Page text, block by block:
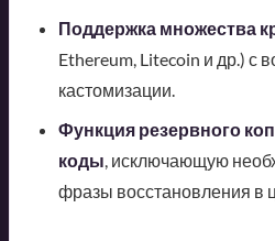
Поддержка множества
Ethereum, Litecoin и др.) с
кастомизации.
Функция резервного
коды, исключающую
фразы восстановления в